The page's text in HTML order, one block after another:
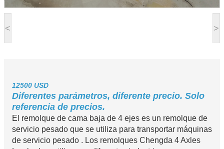
< >
12500 USD
Diferentes parámetros, diferente precio. Solo
referencia de precios.
El remolque de cama baja de 4 ejes es un remolque de
servicio pesado que se utiliza para transportar máquinas
de servicio pesado . Los remolques Chengda 4 Axles